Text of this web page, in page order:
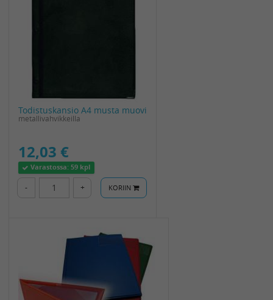
Todistuskansio A4 musta muovi
metallivahvikkeilla
12,03 €
Varastossa:59 kpl
- + KORIIN